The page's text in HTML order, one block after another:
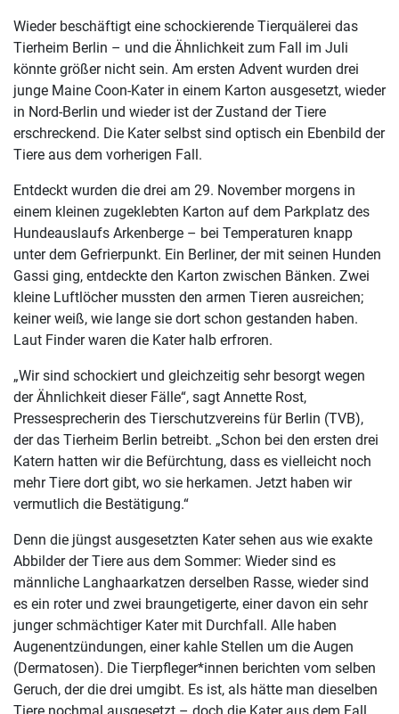
Wieder beschäftigt eine schockierende Tierquälerei das
Tierheim Berlin – und die Ähnlichkeit zum Fall im Juli
könnte größer nicht sein. Am ersten Advent wurden drei
junge Maine Coon-Kater in einem Karton ausgesetzt, wieder
in Nord-Berlin und wieder ist der Zustand der Tiere
erschreckend. Die Kater selbst sind optisch ein Ebenbild der
Tiere aus dem vorherigen Fall.
Entdeckt wurden die drei am 29. November morgens in
einem kleinen zugeklebten Karton auf dem Parkplatz des
Hundeauslaufs Arkenberge – bei Temperaturen knapp
unter dem Gefrierpunkt. Ein Berliner, der mit seinen Hunden
Gassi ging, entdeckte den Karton zwischen Bänken. Zwei
kleine Luftlöcher mussten den armen Tieren ausreichen;
keiner weiß, wie lange sie dort schon gestanden haben.
Laut Finder waren die Kater halb erfroren.
„Wir sind schockiert und gleichzeitig sehr besorgt wegen
der Ähnlichkeit dieser Fälle“, sagt Annette Rost,
Pressesprecherin des Tierschutzvereins für Berlin (TVB),
der das Tierheim Berlin betreibt. „Schon bei den ersten drei
Katern hatten wir die Befürchtung, dass es vielleicht noch
mehr Tiere dort gibt, wo sie herkamen. Jetzt haben wir
vermutlich die Bestätigung.“
Denn die jüngst ausgesetzten Kater sehen aus wie exakte
Abbilder der Tiere aus dem Sommer: Wieder sind es
männliche Langhaarkatzen derselben Rasse, wieder sind
es ein roter und zwei braungetigerte, einer davon ein sehr
junger schmächtiger Kater mit Durchfall. Alle haben
Augenentzündungen, einer kahle Stellen um die Augen
(Dermatosen). Die Tierpfleger*innen berichten vom selben
Geruch, der die drei umgibt. Es ist, als hätte man dieselben